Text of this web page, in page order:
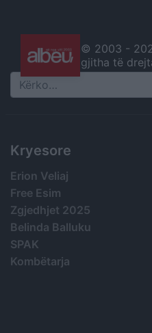
© 2003 -
gjitha të
Search
Kryesore
Erion Veliaj
Free Esim
Zgjedhjet 2025
Belinda Balluku
SPAK
Kombëtarja